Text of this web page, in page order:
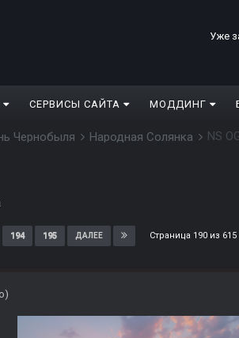
Уже
СЕРВИСЫ САЙТА МОДДИНГ
Чернобыля Народная Солянка NS
194 195 ДАЛЕЕ Страница 190 из 615